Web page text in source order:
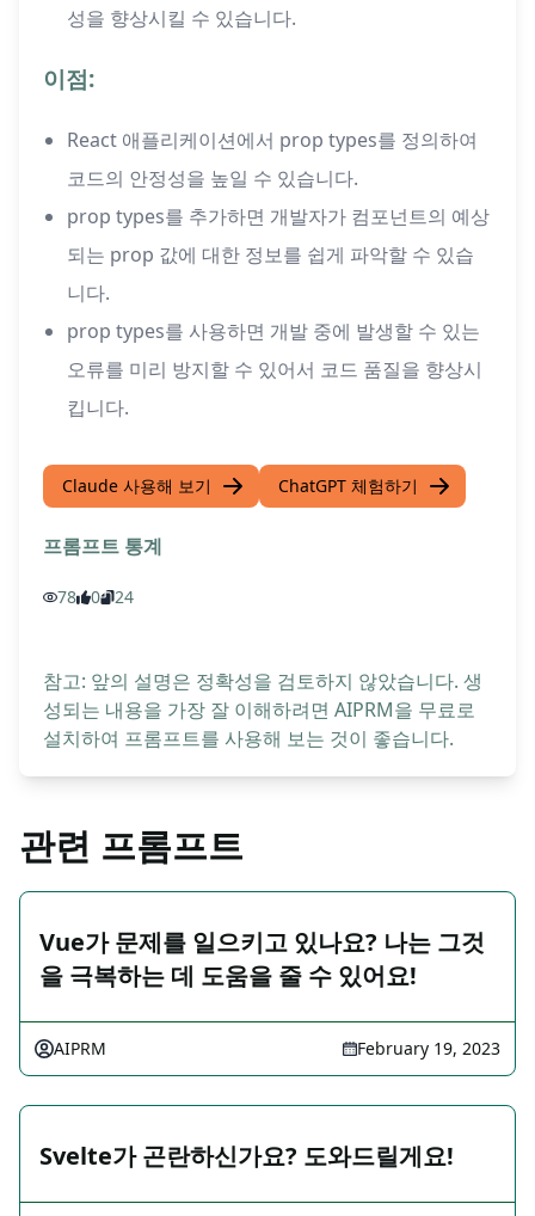
성을 향상시킬 수 있습니다.
이점:
React 애플리케이션에서 prop types를 정의하여
코드의 안정성을 높일 수 있습니다.
prop types를 추가하면 개발자가 컴포넌트의 예상
되는 prop 값에 대한 정보를 쉽게 파악할 수 있습
니다.
prop types를 사용하면 개발 중에 발생할 수 있는
오류를 미리 방지할 수 있어서 코드 품질을 향상시
킵니다.
Claude 사용해 보기 ChatGPT 체험하기
프롬프트 통계
78 0 24
참고: 앞의 설명은 정확성을 검토하지 않았습니다. 생
성되는 내용을 가장 잘 이해하려면 AIPRM을 무료로
설치하여 프롬프트를 사용해 보는 것이 좋습니다.
관련 프롬프트
Vue가 문제를 일으키고 있나요? 나는 그것
을 극복하는 데 도움을 줄 수 있어요!
AIPRM February 19, 2023
Svelte가 곤란하신가요? 도와드릴게요!